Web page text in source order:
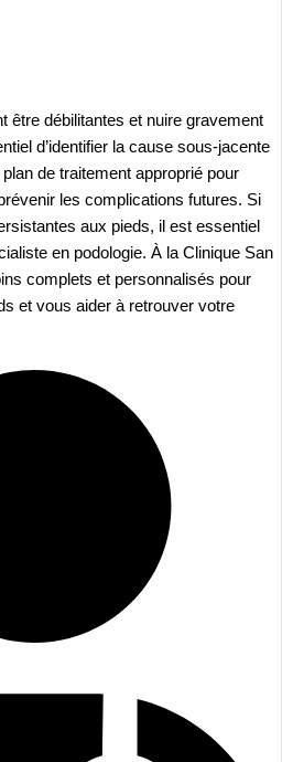
être débilitantes et nuire gravement
d’identifier la cause sous-jacente
de traitement approprié pour
les complications futures. Si
aux pieds, il est essentiel
en podologie. À la Clinique San
complets et personnalisés pour
et vous aider à retrouver votre